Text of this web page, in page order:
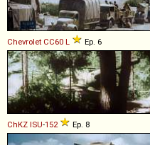
Chevrolet CC60 L Ep. 6
ChKZ ISU-152 Ep. 8